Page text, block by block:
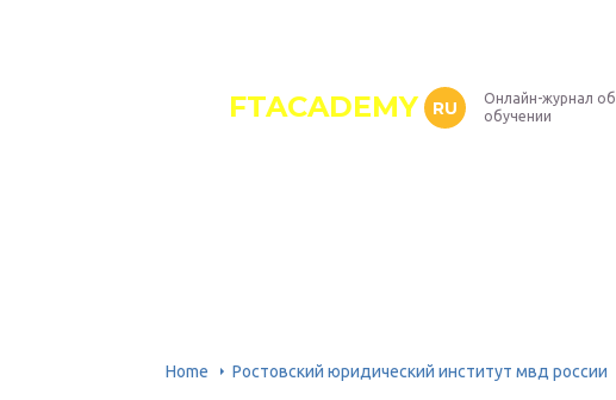
FTACADEMY RU
Онлайн-журнал об
обучении
Home Ростовский юридический институт мвд россии